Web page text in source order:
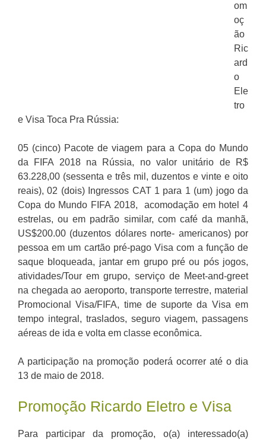
om
oç
ão
Ric
ard
o
Ele
tro
e Visa Toca Pra Rússia:
05 (cinco) Pacote de viagem para a Copa do Mundo
da FIFA 2018 na Rússia, no valor unitário de R$
63.228,00 (sessenta e três mil, duzentos e vinte e oito
reais), 02 (dois) Ingressos CAT 1 para 1 (um) jogo da
Copa do Mundo FIFA 2018, acomodação em hotel 4
estrelas, ou em padrão similar, com café da manhã,
US$200.00 (duzentos dólares norte- americanos) por
pessoa em um cartão pré-pago Visa com a função de
saque bloqueada, jantar em grupo pré ou pós jogos,
atividades/Tour em grupo, serviço de Meet-and-greet
na chegada ao aeroporto, transporte terrestre, material
Promocional Visa/FIFA, time de suporte da Visa em
tempo integral, traslados, seguro viagem, passagens
aéreas de ida e volta em classe econômica.
A participação na promoção poderá ocorrer até o dia
13 de maio de 2018.
Promoção Ricardo Eletro e Visa
Para participar da promoção, o(a) interessado(a)